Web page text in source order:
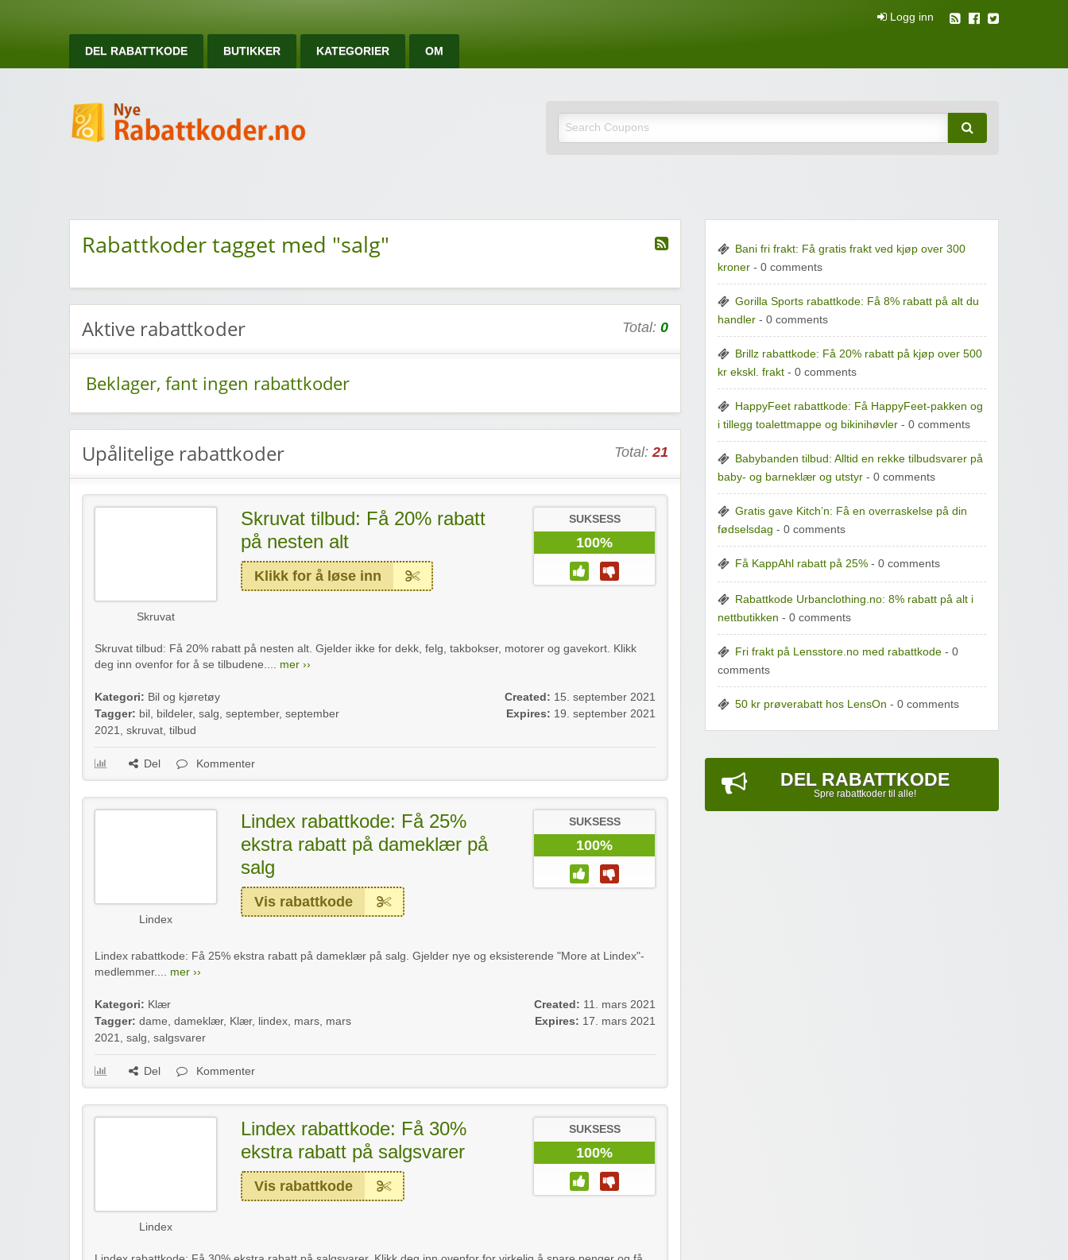
Logg inn
DEL RABATTKODE BUTIKKER KATEGORIER OM
Nye rabattkoder og rabattkuponger
Rabattkoder tagget med "salg"
Aktive rabattkoder Total: 0
Beklager, fant ingen rabattkoder
Upålitelige rabattkoder Total:21
Skruvat
Skruvat tilbud: Få 20% rabatt
på nesten alt
Klikk for å løse inn
SUKSESS
100%
Skruvat tilbud: Få 20% rabatt på nesten alt. Gjelder ikke for dekk, felg, takbokser, motorer og gavekort. Klikk
deg inn ovenfor for å se tilbudene.... mer ››
Kategori: Bil og kjøretøy
Tagger: bil , bildeler, salg, september, september
2021, skruvat, tilbud
Created: 15. september 2021
Expires: 19. september 2021
Del Kommenter
Lindex
Lindex rabattkode: Få 25%
ekstra rabatt på dameklær på
salg
Vis rabattkode
SUKSESS
100%
Lindex rabattkode: Få 25% ekstra rabatt på dameklær på salg. Gjelder nye og eksisterende "More at Lindex"-
medlemmer.... mer ››
Kategori: Klær
Tagger: dame, dameklær, Klær, lindex, mars, mars
2021, salg, salgsvarer
Created: 11. mars 2021
Expires: 17. mars 2021
Del Kommenter
Lindex
Lindex rabattkode: Få 30%
ekstra rabatt på salgsvarer
Vis rabattkode
SUKSESS
100%
Bani fri frakt: Få gratis frakt ved kjøp over 300
kroner - 0 comments
Gorilla Sports rabattkode: Få 8% rabatt på alt du
handler - 0 comments
Brillz rabattkode: Få 20% rabatt på kjøp over 500
kr ekskl. frakt - 0 comments
HappyFeet rabattkode: Få HappyFeet-pakken og
i tillegg toalettmappe og bikinihøvler - 0 comments
Babybanden tilbud: Alltid en rekke tilbudsvarer på
baby- og barneklær og utstyr - 0 comments
Gratis gave Kitch’n: Få en overraskelse på din
fødselsdag - 0 comments
Få KappAhl rabatt på 25% - 0 comments
Rabattkode Urbanclothing.no: 8% rabatt på alt i
nettbutikken - 0 comments
Fri frakt på Lensstore.no med rabattkode - 0
comments
50 kr prøverabatt hos LensOn - 0 comments
DEL RABATTKODE
Spre rabattkoder til alle!